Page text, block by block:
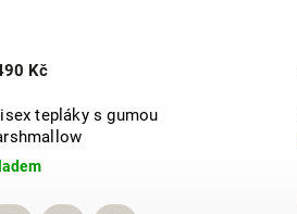
tepláky s gumou
Kč